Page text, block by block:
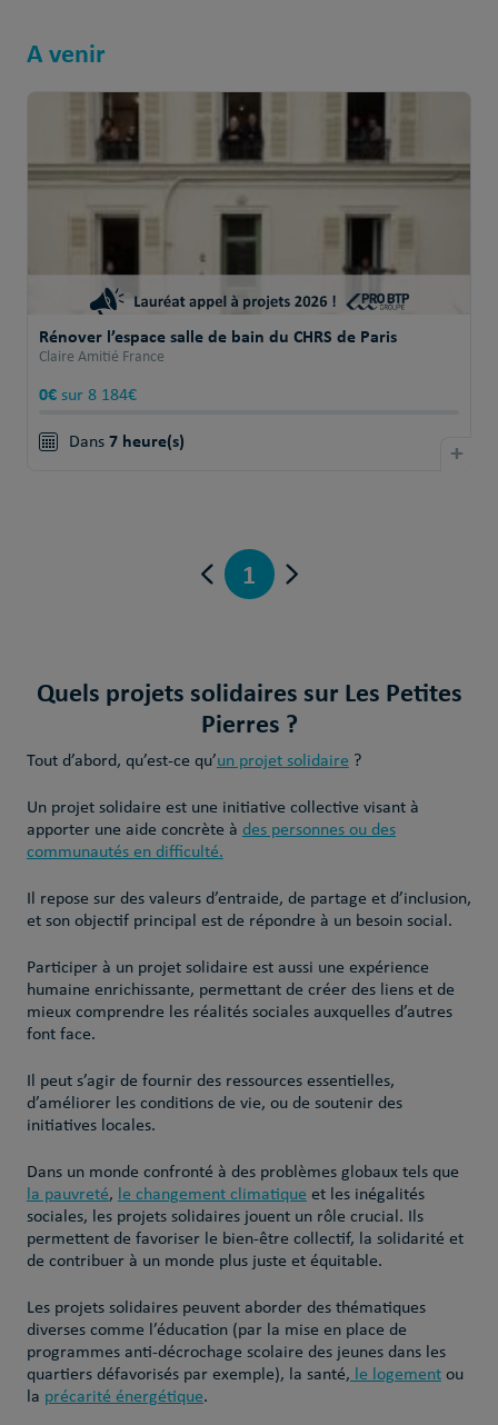
A venir
Rénover l’espace salle de bain du CHRS de Paris
Claire Amitié France
0€sur 8 184€
Dans 7 heure(s) +
1
Quels projets solidaires sur Les Petites
Pierres ?
Tout d’abord, qu’est-ce qu’un projet solidaire ?
Un projet solidaire est une initiative collective visant à
apporter une aide concrète à des personnes ou des
communautés en difficulté.
Il repose sur des valeurs d’entraide, de partage et d’inclusion,
et son objectif principal est de répondre à un besoin social.
Participer à un projet solidaire est aussi une expérience
humaine enrichissante, permettant de créer des liens et de
mieux comprendre les réalités sociales auxquelles d’autres
font face.
Il peut s’agir de fournir des ressources essentielles,
d’améliorer les conditions de vie, ou de soutenir des
initiatives locales.
Dans un monde confronté à des problèmes globaux tels que
la pauvreté, le changement climatique et les inégalités
sociales, les projets solidaires jouent un rôle crucial. Ils
permettent de favoriser le bien-être collectif, la solidarité et
de contribuer à un monde plus juste et équitable.
Les projets solidaires peuvent aborder des thématiques
diverses comme l’éducation (par la mise en place de
programmes anti-décrochage scolaire des jeunes dans les
quartiers défavorisés par exemple), la santé, le logementou
la précarité énergétique.